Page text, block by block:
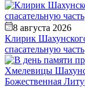
8 августа 2026
Клирик
спасательную часть